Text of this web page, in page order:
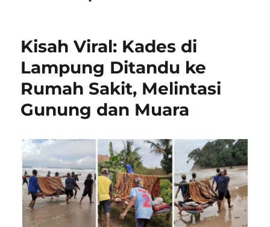
Kisah Viral: Kades di
Lampung Ditandu ke
Rumah Sakit, Melintasi
Gunung dan Muara